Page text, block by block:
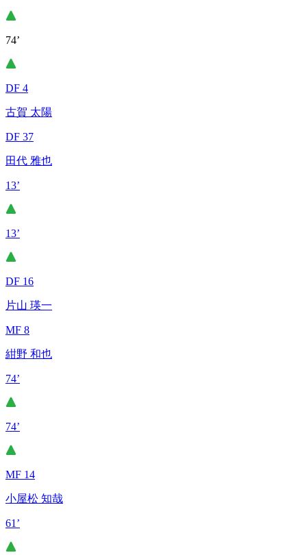
74’
DF 4
古賀 太陽
DF 37
田代 雅也
13’
13’
DF 16
片山 瑛一
MF 8
紺野 和也
74’
74’
MF 14
小屋松 知哉
61’